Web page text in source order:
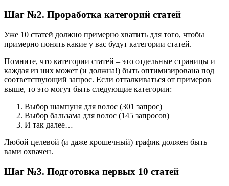
Шаг №2. Проработка категорий статей
Уже 10 статей должно примерно хватить для того, чтобы
примерно понять какие у вас будут категории статей.
Помните, что категории статей – это отдельные страницы и
каждая из них может (и должна!) быть оптимизирована под
соответствующий запрос. Если отталкиваться от примеров
выше, то это могут быть следующие категории:
Выбор шампуня для волос (301 запрос)
Выбор бальзама для волос (145 запросов)
И так далее…
Любой целевой (и даже крошечный) трафик должен быть
вами охвачен.
Шаг №3. Подготовка первых 10 статей